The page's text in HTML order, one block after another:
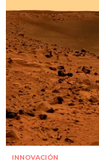
INNOVACIÓN